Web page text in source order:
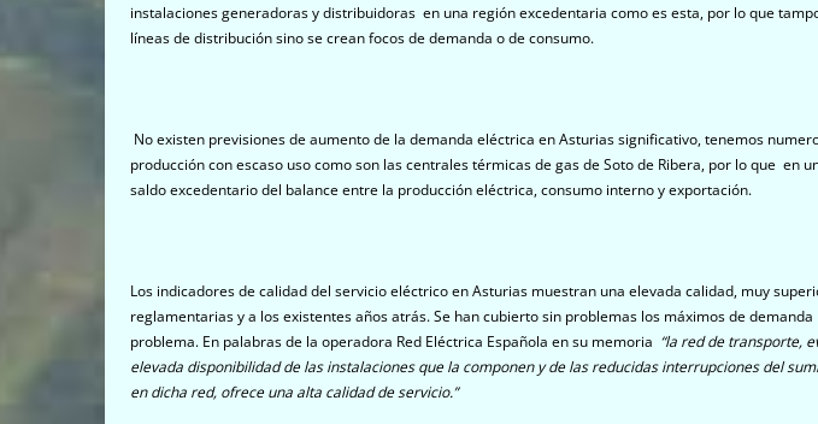
instalaciones generadoras y distribuidoras en una región excedentaria como es esta, por lo que
líneas de distribución sino se crean focos de demanda o de consumo.
No existen previsiones de aumento de la demanda eléctrica en Asturias significativo, tenemos
producción con escaso uso como son las centrales térmicas de gas de Soto de Ribera, por lo que en
saldo excedentario del balance entre la producción eléctrica, consumo interno y exportación.
Los indicadores de calidad del servicio eléctrico en Asturias muestran una elevada calidad, muy
reglamentarias y a los existentes años atrás. Se han cubierto sin problemas los máximos de
problema. En palabras de la operadora Red Eléctrica Española en su memoria “la red de transporte,
elevada disponibilidad de las instalaciones que la componen y de las reducidas interrupciones del
en dicha red, ofrece una alta calidad de servicio.”